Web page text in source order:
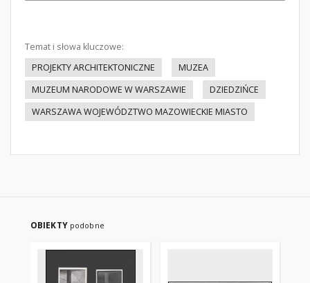
Temat i słowa kluczowe:
PROJEKTY ARCHITEKTONICZNE
MUZEA
MUZEUM NARODOWE W WARSZAWIE
DZIEDZIŃCE
WARSZAWA WOJEWÓDZTWO MAZOWIECKIE MIASTO
OBIEKTY podobne